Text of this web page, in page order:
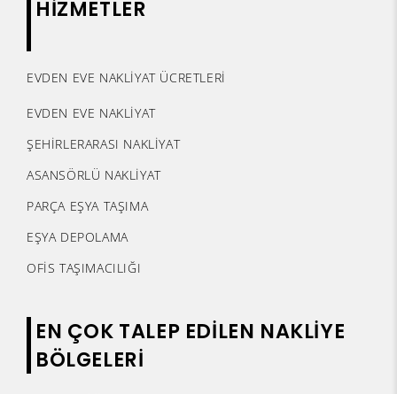
HİZMETLER
EVDEN EVE NAKLİYAT ÜCRETLERİ
EVDEN EVE NAKLİYAT
ŞEHİRLERARASI NAKLİYAT
ASANSÖRLÜ NAKLİYAT
PARÇA EŞYA TAŞIMA
EŞYA DEPOLAMA
OFİS TAŞIMACILIĞI
EN ÇOK TALEP EDİLEN NAKLİYE
BÖLGELERİ